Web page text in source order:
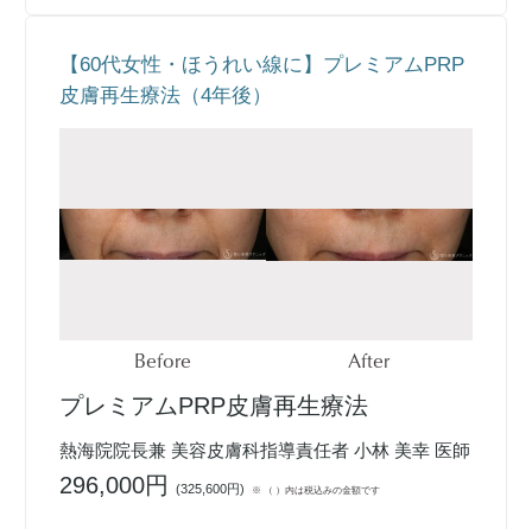
【60代女性・ほうれい線に】プレミアムPRP
皮膚再生療法（4年後）
Before After
プレミアムPRP皮膚再生療法
熱海院院長兼 美容皮膚科指導責任者 小林 美幸 医師
296,000円(325,600円) ※ （ ）内は税込みの金額です